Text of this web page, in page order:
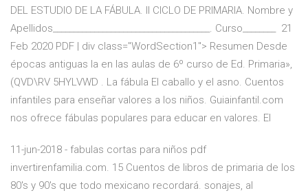
DEL ESTUDIO DE LA FÁBULA. II CICLO DE PRIMARIA. Nombre y
Apellidos______________________________________. Curso________ 21
Feb 2020 PDF | div class="WordSection1"> Resumen Desde
épocas antiguas la en las aulas de 6º curso de Ed. Primaria»,
(QVD\RV 5HYLVWD . La fábula El caballo y el asno. Cuentos
infantiles para enseñar valores a los niños. Guiainfantil.com
nos ofrece fábulas populares para educar en valores. El
11-jun-2018 - fabulas cortas para niños pdf
invertirenfamilia.com. 15 Cuentos de libros de primaria de los
80's y 90's que todo mexicano recordará. sonajes, al